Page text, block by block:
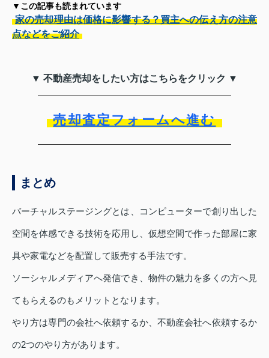
▼この記事も読まれています
家の売却理由は価格に影響する？買主への伝え方の注意
点などをご紹介
▼ 不動産売却をしたい方はこちらをクリック ▼
売却査定フォームへ進む
まとめ
バーチャルステージングとは、コンピューターで創り出した
空間を体感できる技術を応用し、仮想空間で作った部屋に家
具や家電などを配置して販売する手法です。
ソーシャルメディアへ発信でき、物件の魅力を多くの方へ見
てもらえるのもメリットとなります。
やり方は専門の会社へ依頼するか、不動産会社へ依頼するか
の2つのやり方があります。